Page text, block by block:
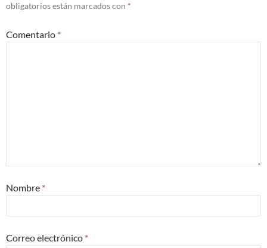
obligatorios están marcados con *
Comentario *
Nombre *
Correo electrónico *